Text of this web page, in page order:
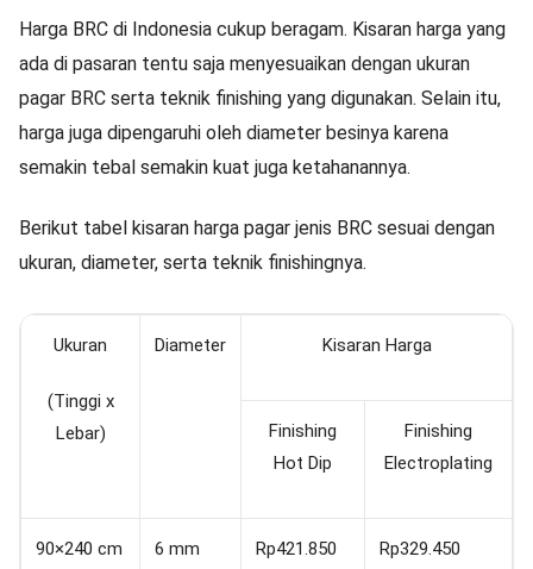
Harga BRC di Indonesia cukup beragam. Kisaran harga yang
ada di pasaran tentu saja menyesuaikan dengan ukuran
pagar BRC serta teknik finishing yang digunakan. Selain itu,
harga juga dipengaruhi oleh diameter besinya karena
semakin tebal semakin kuat juga ketahanannya.
Berikut tabel kisaran harga pagar jenis BRC sesuai dengan
ukuran, diameter, serta teknik finishingnya.
Ukuran
(Tinggi x
Lebar)
Diameter Kisaran Harga
Finishing
Hot Dip
Finishing
Electroplating
90×240 cm 6 mm Rp421.850 Rp329.450